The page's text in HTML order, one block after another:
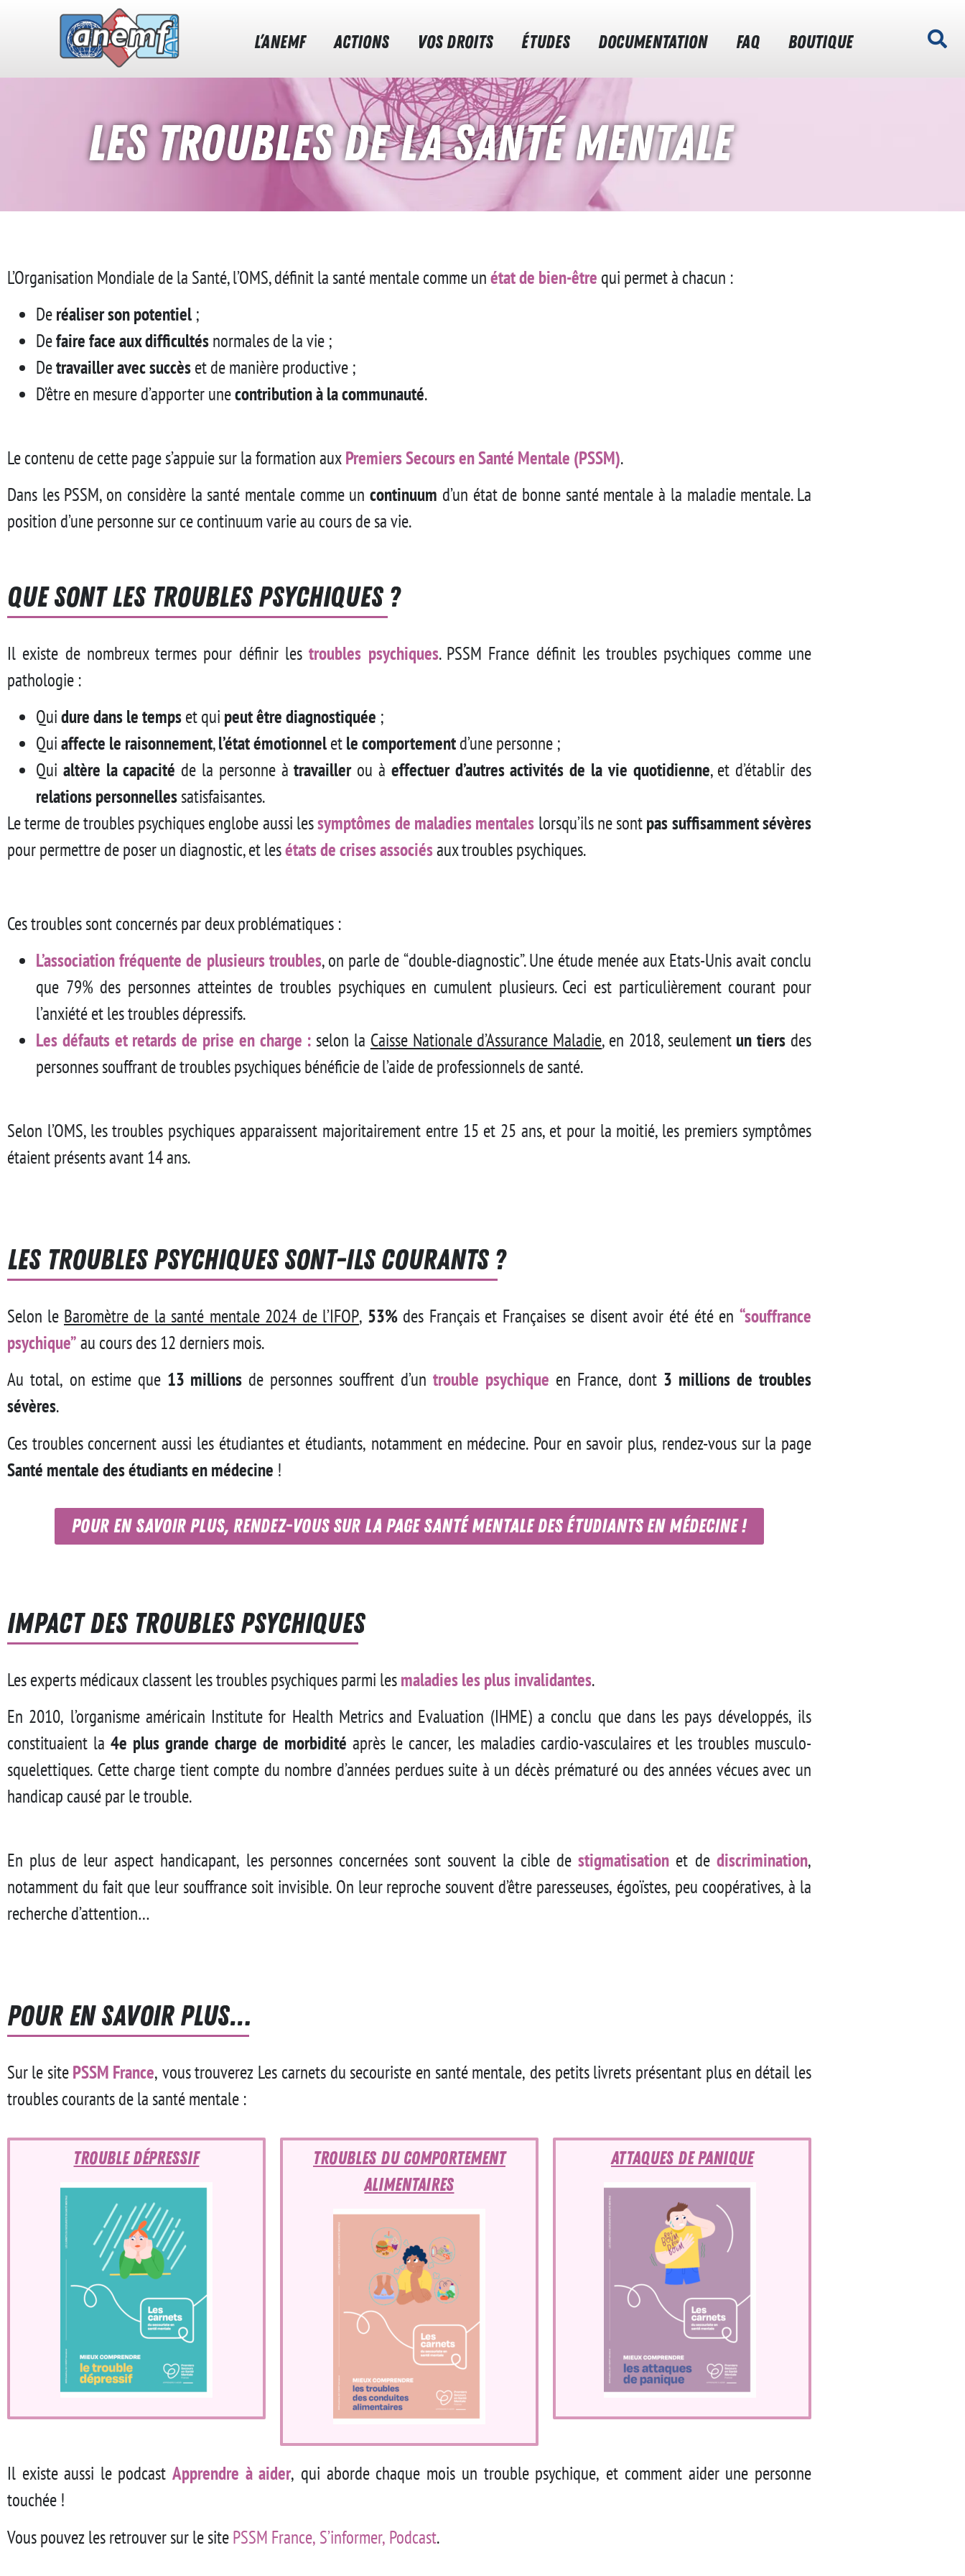
L’ANEMF ACTIONS VOS DROITS ÉTUDES DOCUMENTATION FAQ BOUTIQUE
Les troubles de la santé mentale
L’Organisation Mondiale de la Santé, l’OMS, définit la santé mentale comme unétat de bien-être qui permet à chacun :
Deréaliser son potentiel ;
Defaire face aux difficultésnormales de la vie ;
Detravailler avec succèset de manière productive ;
D’être en mesure d’apporter unecontribution à la communauté.
Le contenu de cette page s’appuie sur la formation auxPremiers Secours en Santé Mentale (PSSM).
Dans les PSSM, on considère la santé mentale comme uncontinuum d’un état de bonne santé mentale à la maladie mentale. La
position d’une personne sur ce continuum varie au cours de sa vie.
Que sont les troubles psychiques ?
Il existe de nombreux termes pour définir lestroubles psychiques. PSSM France définit les troubles psychiques comme une
pathologie :
Quidure dans le tempset qui peut être diagnostiquée ;
Quiaffecte le raisonnement,l’état émotionneletle comportementd’une personne ;
Qui altère la capacité de la personne àtravaillerou à effectuer d’autres activités de la vie quotidienne, et d’établir des
relations personnellessatisfaisantes.
Le terme de troubles psychiques englobe aussi lessymptômes de maladies mentales lorsqu’ils ne sontpas suffisamment sévères
pour permettre de poser un diagnostic, et lesétats de crises associésaux troubles psychiques.
Ces troubles sont concernés par deux problématiques :
L’association fréquente de plusieurs troubles, on parle de “double-diagnostic”. Une étude menée aux Etats-Unis avait conclu
que 79% des personnes atteintes de troubles psychiques en cumulent plusieurs. Ceci est particulièrement courant pour
l’anxiété et les troubles dépressifs.
Les défauts et retards de prise en charge : selon la Caisse Nationale d’Assurance Maladie, en 2018, seulementun tiers des
personnes souffrant de troubles psychiques bénéficie de l’aide de professionnels de santé.
Selon l’OMS, les troubles psychiques apparaissent majoritairement entre 15 et 25 ans, et pour la moitié, les premiers symptômes
étaient présents avant 14 ans.
Les troubles psychiques sont-ils courants ?
Selon le Baromètre de la santé mentale 2024 de l’IFOP, 53% des Français et Françaises se disent avoir été été en “souffrance
psychique”au cours des 12 derniers mois.
Au total, on estime que 13 millions de personnes souffrent d’un trouble psychique en France, dont 3 millions de troubles
sévères.
Ces troubles concernent aussi les étudiantes et étudiants, notamment en médecine. Pour en savoir plus, rendez-vous sur la page
Santé mentale des étudiants en médecine !
Pour en savoir plus, rendez-vous sur la page Santé mentale des étudiants en médecine !
Impact des troubles psychiques
Les experts médicaux classent les troubles psychiques parmi lesmaladies les plus invalidantes.
En 2010, l’organisme américain Institute for Health Metrics and Evaluation (IHME) a conclu que dans les pays développés, ils
constituaient la 4e plus grande charge de morbidité après le cancer, les maladies cardio-vasculaires et les troubles musculo-
squelettiques. Cette charge tient compte du nombre d’années perdues suite à un décès prématuré ou des années vécues avec un
handicap causé par le trouble.
En plus de leur aspect handicapant, les personnes concernées sont souvent la cible de stigmatisation et de discrimination,
notamment du fait que leur souffrance soit invisible. On leur reproche souvent d’être paresseuses, égoïstes, peu coopératives, à la
recherche d’attention…
Pour en savoir plus…
Sur le sitePSSM France, vous trouverez Les carnets du secouriste en santé mentale, des petits livrets présentant plus en détail les
troubles courants de la santé mentale :
Trouble dépressif
Troubles du comportement
alimentaires
Attaques de panique
Il existe aussi le podcast Apprendre à aider, qui aborde chaque mois un trouble psychique, et comment aider une personne
touchée !
Vous pouvez les retrouver sur le sitePSSM France, S’informer, Podcast.